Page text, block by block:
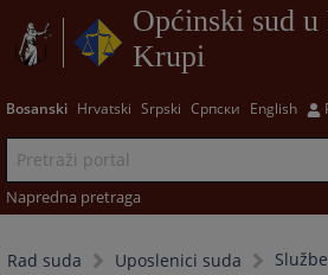
Općinski sud u
Krupi
Bosanski Hrvatski Srpski Српски English
Napredna pretraga
Rad suda Uposlenici suda